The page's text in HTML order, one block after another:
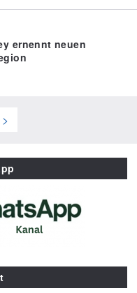
ernennt neuen
>